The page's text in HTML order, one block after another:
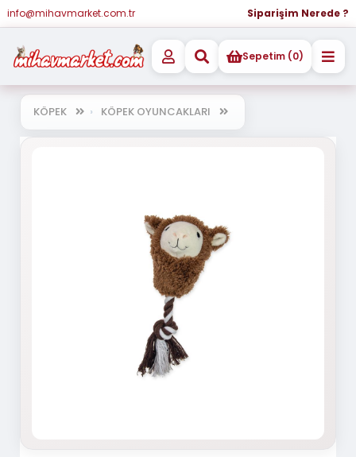
info@mihavmarket.com.tr Siparişim Nerede ?
Sepetim (0)
KÖPEK KÖPEK OYUNCAKLARI